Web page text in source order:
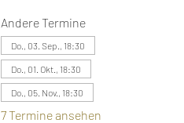
Andere Termine
Do., 03. Sep., 18:30
Do., 01. Okt., 18:30
Do., 05. Nov., 18:30
7 Termine ansehen